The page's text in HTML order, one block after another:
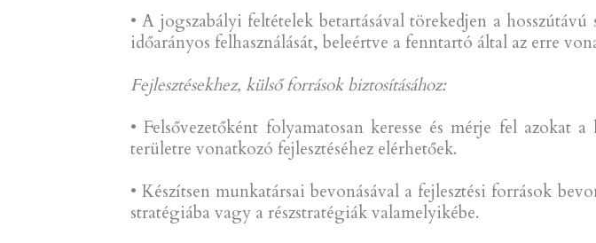
• A jogszabályi feltételek betartásával törekedjen a
időarányos felhasználását, beleértve a fenntartó által az erre
Fejlesztésekhez, külső források biztosításához:
• Felsővezetőként folyamatosan keresse és mérje fel
területre vonatkozó fejlesztéséhez elérhetőek.
• Készítsen munkatársai bevonásával a fejlesztési források
stratégiába vagy a részstratégiák valamelyikébe.